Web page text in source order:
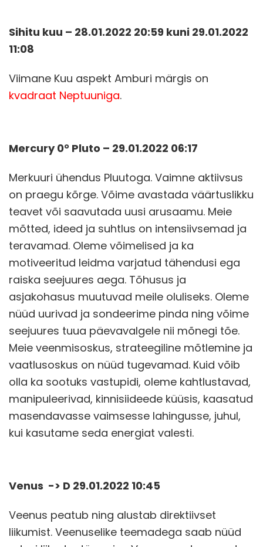
Sihitu kuu – 28.01.2022 20:59 kuni 29.01.2022
11:08
Viimane Kuu aspekt Amburi märgis on
kvadraat Neptuuniga.
Mercury 0° Pluto – 29.01.2022 06:17
Merkuuri ühendus Pluutoga. Vaimne aktiivsus
on praegu kõrge. Võime avastada väärtuslikku
teavet või saavutada uusi arusaamu. Meie
mõtted, ideed ja suhtlus on intensiivsemad ja
teravamad. Oleme võimelised ja ka
motiveeritud leidma varjatud tähendusi ega
raiska seejuures aega. Tõhusus ja
asjakohasus muutuvad meile oluliseks. Oleme
nüüd uurivad ja sondeerime pinda ning võime
seejuures tuua päevavalgele nii mõnegi tõe.
Meie veenmisoskus, strateegiline mõtlemine ja
vaatlusoskus on nüüd tugevamad. Kuid võib
olla ka sootuks vastupidi, oleme kahtlustavad,
manipuleerivad, kinnisiideede küüsis, kaasatud
masendavasse vaimsesse lahingusse, juhul,
kui kasutame seda energiat valesti.
Venus -> D 29.01.2022 10:45
Veenus peatub ning alustab direktiivset
liikumist. Veenuselike teemadega saab nüüd